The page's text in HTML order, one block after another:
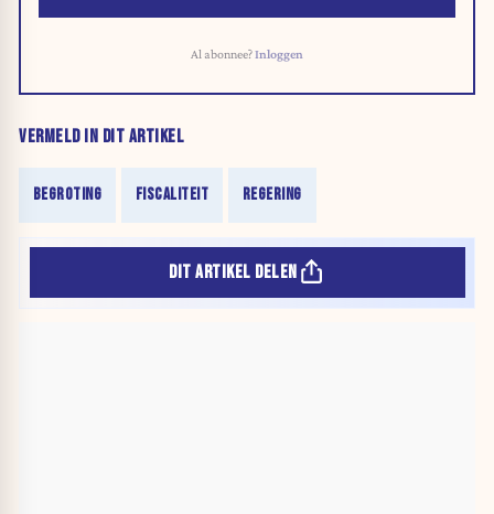
Al abonnee?Inloggen
VERMELD IN DIT ARTIKEL
BEGROTING FISCALITEIT REGERING
DIT ARTIKEL DELEN